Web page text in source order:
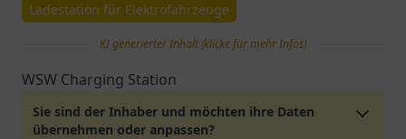
Ladestation für Elektrofahrzeuge
KI generierter Inhalt (klicke für mehr Infos)
WSW Charging Station
Sie sind der Inhaber und möchten ihre Daten
übernehmen oder anpassen?